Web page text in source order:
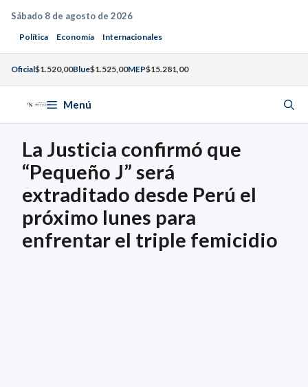
Saltar
contenido
Sábado 8 de agosto de 2026
Política Economía Internacionales
Oficial$1.520,00Blue$1.525,00MEP$15.281,00
Menú
La Justicia confirmó que
“Pequeño J” será
extraditado desde Perú el
próximo lunes para
enfrentar el triple femicidio